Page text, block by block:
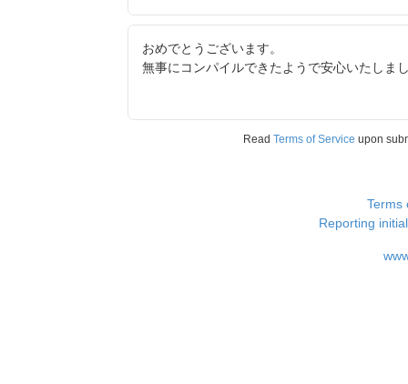
おめでとうございます。
無事にコンパイルできたようで安心いたしま
Read Terms of Service upon
Terms
Reporting